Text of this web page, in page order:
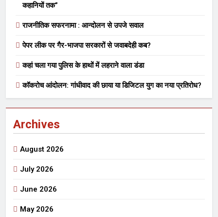
कहानियों तक”
राजनीतिक सफरनामा : आन्दोलन से उपजे सवाल
पेपर लीक पर गैर-भाजपा सरकारों से जवाबदेही कब?
कहां चला गया पुलिस के हाथों में लहराने वाला डंडा
कॉकरोच आंदोलन: गांधीवाद की छाया या डिजिटल युग का नया प्रतिरोध?
Archives
August 2026
July 2026
June 2026
May 2026